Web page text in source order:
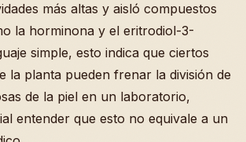
más altas y aisló compuestos
la horminona y el eritrodiol-3-
simple, esto indica que ciertos
la planta pueden frenar la división de
de la piel en un laboratorio,
entender que esto no equivale a un